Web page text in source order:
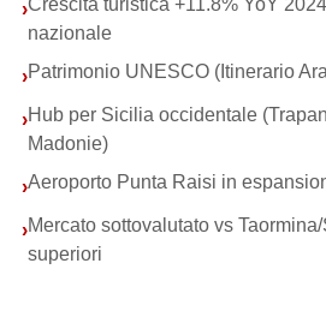
›Crescita turistica +11.8% YoY
nazionale
›Patrimonio UNESCO (Itinerario
›Hub per Sicilia occidentale
Madonie)
›Aeroporto Punta Raisi in
›Mercato sottovalutato vs
superiori